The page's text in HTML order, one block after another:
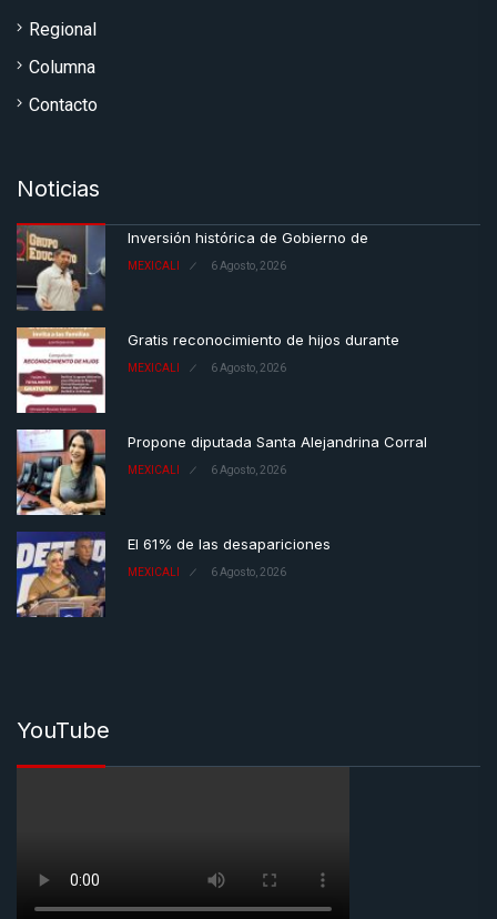
Regional
Columna
Contacto
Noticias
Inversión histórica de Gobierno de
MEXICALI 6 Agosto, 2026
Gratis reconocimiento de hijos durante
MEXICALI 6 Agosto, 2026
Propone diputada Santa Alejandrina Corral
MEXICALI 6 Agosto, 2026
El 61% de las desapariciones
MEXICALI 6 Agosto, 2026
YouTube